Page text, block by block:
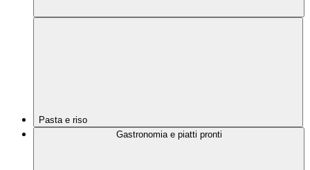
Pasta e riso
Gastronomia e piatti pronti